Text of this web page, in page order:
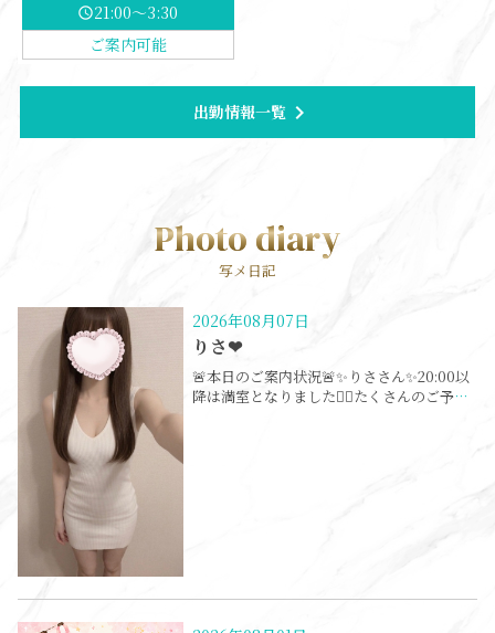
schedule21:00～3:30
ご案内可能
出勤情報一覧 chevron_right
Photo diary
写メ日記
2026年08月07日
りさ❤︎
🚨本日のご案内状況🚨✨りささん✨20:00以
降は満室となりました🙇‍♀️たくさんのご予約